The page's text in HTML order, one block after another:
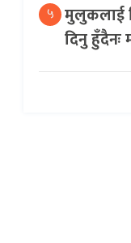
५ मुलुकलाई
दिनु